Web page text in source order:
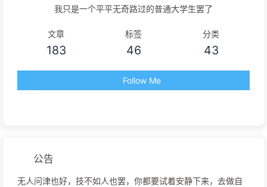
我只是一个平平无奇路过的普通大学生罢了
文章
183
标签
46
分类
43
Follow Me
公告
无人问津也好，技不如人也罢，你都要试着安静下来，去做自